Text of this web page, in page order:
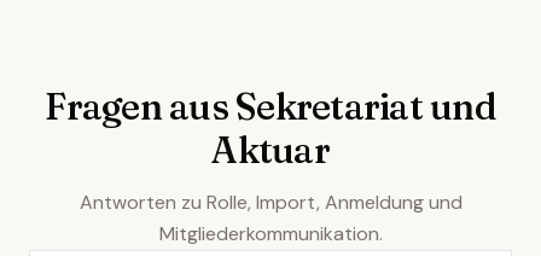
Fragen aus Sekretariat und
Aktuar
Antworten zu Rolle, Import, Anmeldung und
Mitgliederkommunikation.